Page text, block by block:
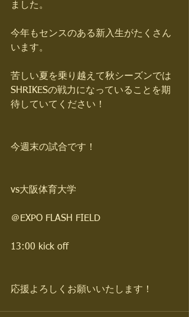
ました。
今年もセンスのある新入生がたくさん
います。
苦しい夏を乗り越えて秋シーズンでは
SHRIKESの戦力になっていることを期
待していてください！
今週末の試合です！
vs大阪体育大学
＠EXPO FLASH FIELD
13:00 kick off
応援よろしくお願いいたします！